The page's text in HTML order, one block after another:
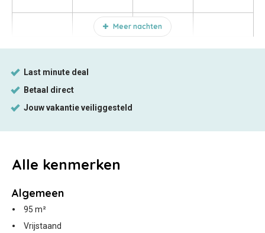
Meer nachten
Alle kenmerken
Algemeen
95 m²
Vrijstaand